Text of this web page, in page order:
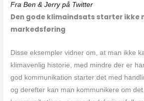
Fra Ben & Jerry på Twitter
Den gode klimaindsats starter ikke
markedsføring
Disse eksempler vidner om, at man ikke
klimavenlig historie, med mindre der er
god kommunikation starter det med
og derefter kan man kommunikere om